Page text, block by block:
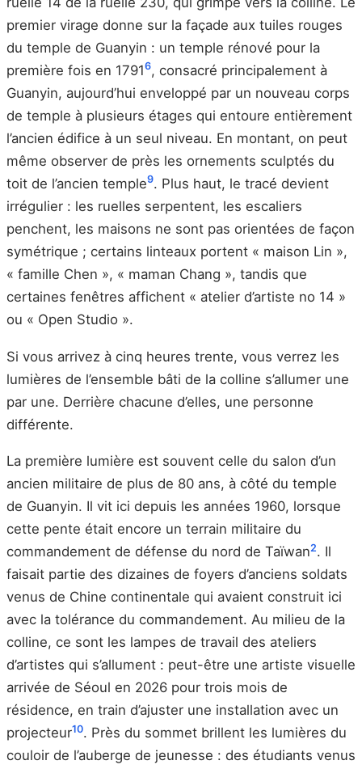
premier virage donne sur la façade aux tuiles rouges
du temple de Guanyin : un temple rénové pour la
première fois en 17916, consacré principalement à
Guanyin, aujourd’hui enveloppé par un nouveau corps
de temple à plusieurs étages qui entoure entièrement
l’ancien édifice à un seul niveau. En montant, on peut
même observer de près les ornements sculptés du
toit de l’ancien temple9. Plus haut, le tracé devient
irrégulier : les ruelles serpentent, les escaliers
penchent, les maisons ne sont pas orientées de façon
symétrique ; certains linteaux portent « maison Lin »,
« famille Chen », « maman Chang », tandis que
certaines fenêtres affichent « atelier d’artiste no 14 »
ou « Open Studio ».
Si vous arrivez à cinq heures trente, vous verrez les
lumières de l’ensemble bâti de la colline s’allumer une
par une. Derrière chacune d’elles, une personne
différente.
La première lumière est souvent celle du salon d’un
ancien militaire de plus de 80 ans, à côté du temple
de Guanyin. Il vit ici depuis les années 1960, lorsque
cette pente était encore un terrain militaire du
commandement de défense du nord de Taïwan2. Il
faisait partie des dizaines de foyers d’anciens soldats
venus de Chine continentale qui avaient construit ici
avec la tolérance du commandement. Au milieu de la
colline, ce sont les lampes de travail des ateliers
d’artistes qui s’allument : peut-être une artiste visuelle
arrivée de Séoul en 2026 pour trois mois de
résidence, en train d’ajuster une installation avec un
projecteur10. Près du sommet brillent les lumières du
couloir de l’auberge de jeunesse : des étudiants venus